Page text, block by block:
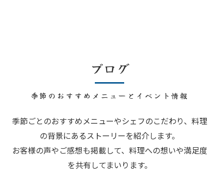
季節のおすすめメニューとイベント情報
ブログ
季節ごとのおすすめメニューやシェフのこだわり、料理
の背景にあるストーリーを紹介します。
お客様の声やご感想も掲載して、料理への想いや満足度
を共有してまいります。